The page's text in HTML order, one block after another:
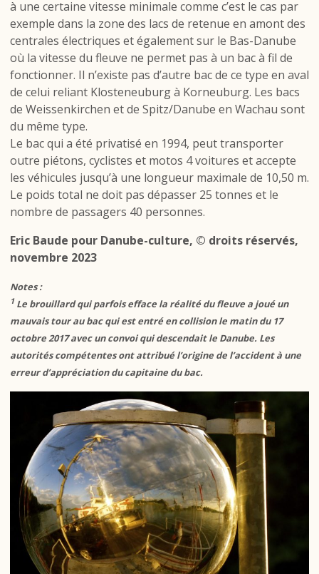
à une certaine vitesse minimale comme c’est le cas par
exemple dans la zone des lacs de retenue en amont des
centrales électriques et également sur le Bas-Danube
où la vitesse du fleuve ne permet pas à un bac à fil de
fonctionner. Il n’existe pas d’autre bac de ce type en aval
de celui reliant Klosteneuburg à Korneuburg. Les bacs
de Weissenkirchen et de Spitz/Danube en Wachau sont
du même type.
Le bac qui a été privatisé en 1994, peut transporter
outre piétons, cyclistes et motos 4 voitures et accepte
les véhicules jusqu’à une longueur maximale de 10,50 m.
Le poids total ne doit pas dépasser 25 tonnes et le
nombre de passagers 40 personnes.
Eric Baude pour Danube-culture, © droits réservés,
novembre 2023
Notes :
1 Le brouillard qui parfois efface la réalité du fleuve a joué un
mauvais tour au bac qui est entré en collision le matin du 17
octobre 2017 avec un convoi qui descendait le Danube. Les
autorités compétentes ont attribué l’origine de l’accident à une
erreur d’appréciation du capitaine du bac.